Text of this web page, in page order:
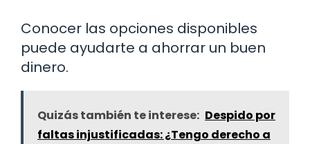
Conocer las opciones disponibles
puede ayudarte a ahorrar un buen
dinero.
Quizás también te interese: Despido por
faltas injustificadas: ¿Tengo derecho a